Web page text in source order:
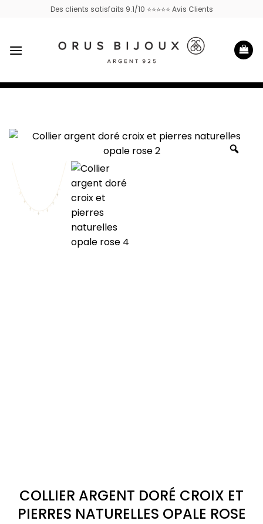
Des clients satisfaits 9.1/10 ⭐⭐⭐⭐⭐ Avis Clients
COLLIER ARGENT DORÉ CROIX ET
PIERRES NATURELLES OPALE ROSE